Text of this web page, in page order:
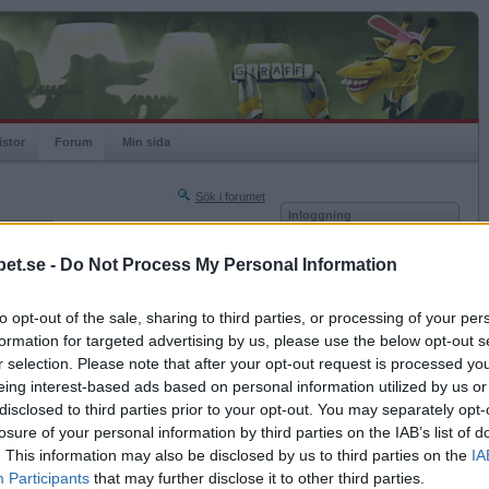
- Do Not Process My Personal Information
opt-out of the sale, sharing to third parties, or processing of your
for targeted advertising by us, please use the below opt-out
selection. Please note that after your opt-out request is processed
interest-based ads based on personal information utilized by us
to third parties prior to your opt-out. You may separately
of your personal information by third parties on the IAB’s list of
This information may also be disclosed by us to third parties on the
Participants that may further disclose it to other third parties.
Forum Min sida
Sök i forumet
Nästa sida »
2009-12-22 09:49
Inloggning
Kom ihåg mig
Glömt ditt lösenord?
Få ny aktiveringslänk
Betapet är gratis!